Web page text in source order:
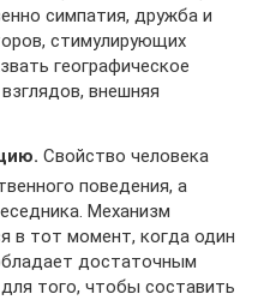
симпатия, дружба и
стимулирующих
географическое
внешняя
Свойство человека
поведения, а
Механизм
в тот момент, когда один
достаточным
того, чтобы составить